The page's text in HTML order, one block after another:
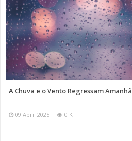
A Chuva e o Vento Regressam Amanhã
09 Abril 2025 0 K